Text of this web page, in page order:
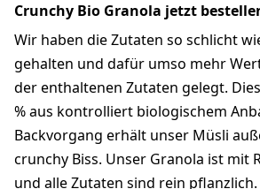
Crunchy Bio Granola jetzt
Wir haben die Zutaten so schlicht
gehalten und dafür umso mehr
der enthaltenen Zutaten gelegt.
% aus kontrolliert biologischem
Backvorgang erhält unser Müsli
crunchy Biss. Unser Granola ist mit
und alle Zutaten sind rein